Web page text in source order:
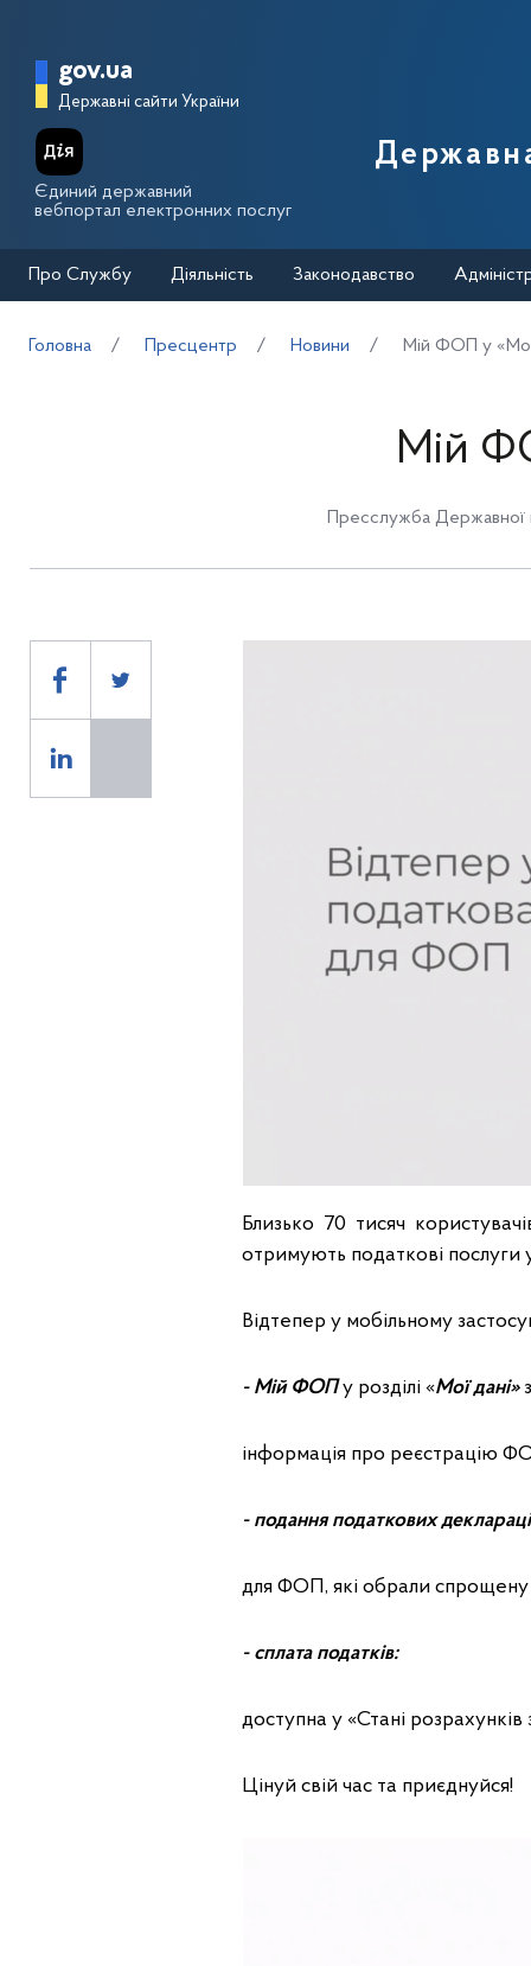
Головна сторінка Державної
gov.ua
Державні сайти України
Єдиний державний
вебпортал електронних послуг
Про Службу Діяльність Законодавство
Головна Пресцентр Новини Мій ФОП у
Мій
Пресслужба Державної
Близько 70 тисяч
отримують податкові послуги
Відтепер у мобільному
- Мій ФОПу розділі «Мої дані»
інформація про реєстрацію
- подання податкових
для ФОП, які обрали спрощену
- сплата податків:
доступна у «Стані
Цінуй свій час та приєднуйся!